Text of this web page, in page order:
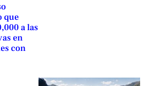
que
a las
en
con